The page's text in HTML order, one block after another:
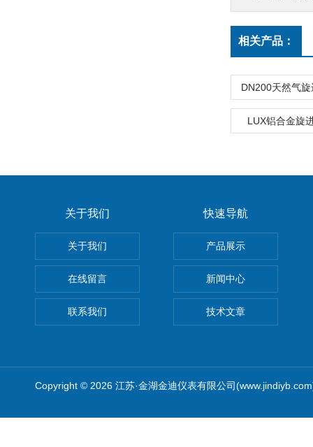
相关产品：
DN200天然气
LUX铝合金旋
关于我们
关于我们
在线留言
联系我们
快速导航
产品展示
新闻中心
技术文章
Copyright © 2026 江苏·金湖金迪仪表有限公司